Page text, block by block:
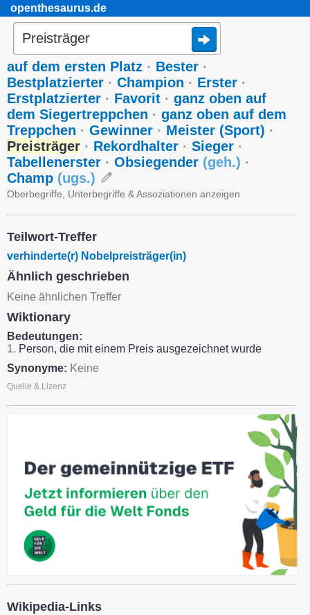
openthesaurus.de
auf dem ersten Platz · Bester ·
Bestplatzierter · Champion · Erster ·
Erstplatzierter · Favorit · ganz oben auf
dem Siegertreppchen · ganz oben auf dem
Treppchen · Gewinner · Meister (Sport) ·
Preisträger · Rekordhalter · Sieger ·
Tabellenerster · Obsiegender (geh.) ·
Champ (ugs.)
Oberbegriffe, Unterbegriffe & Assoziationen anzeigen
Teilwort-Treffer
verhinderte(r) Nobelpreisträger(in)
Ähnlich geschrieben
Keine ähnlichen Treffer
Wiktionary
Bedeutungen:
1. Person, die mit einem Preis ausgezeichnet wurde
Synonyme: Keine
Quelle & Lizenz
Wikipedia-Links